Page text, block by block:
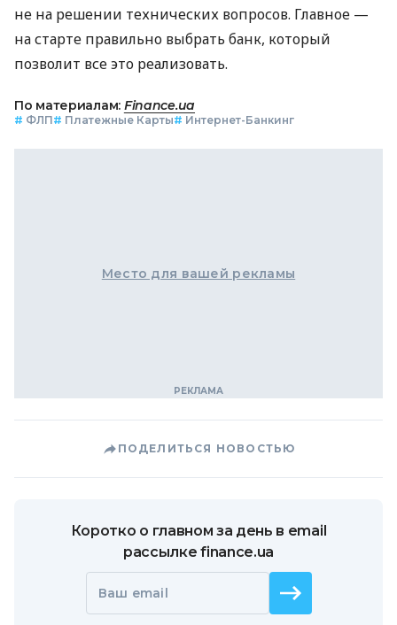
не на решении технических вопросов. Главное —
на старте правильно выбрать банк, который
позволит все это реализовать.
По материалам: Finance.ua
# ФЛП# Платежные Карты# Интернет-Банкинг
Место для вашей рекламы
ПОДЕЛИТЬСЯ НОВОСТЬЮ
Коротко о главном за день в email
рассылке finance.ua
Ваш email